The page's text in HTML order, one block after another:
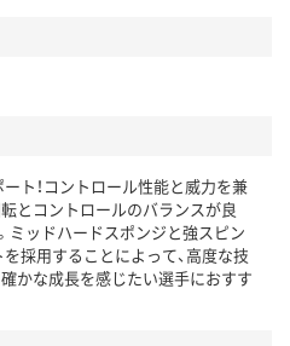
ト！コントロール性能と威力を兼
とコントロールのバランスが良
ミッドハードスポンジと強スピン
採用することによって、高度な技
かな成長を感じたい選手におすす